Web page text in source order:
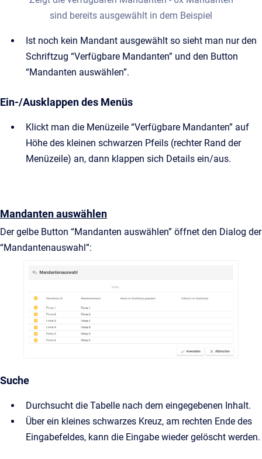
sind bereits ausgewählt in dem Beispiel
Ist noch kein Mandant ausgewählt so sieht man nur den
Schriftzug “Verfügbare Mandanten” und den Button
“Mandanten auswählen”.
Ein-/Ausklappen des Menüs
Klickt man die Menüzeile “Verfügbare Mandanten” auf
Höhe des kleinen schwarzen Pfeils (rechter Rand der
Menüzeile) an, dann klappen sich Details ein/aus.
Mandanten auswählen
Der gelbe Button “Mandanten auswählen” öffnet den Dialog der
“Mandantenauswahl”:
Suche
Durchsucht die Tabelle nach dem eingegebenen Inhalt.
Über ein kleines schwarzes Kreuz, am rechten Ende des
Eingabefeldes, kann die Eingabe wieder gelöscht werden.